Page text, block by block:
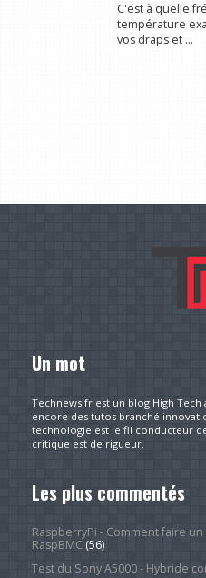
C'est à quelle
température
vos draps et ...
Un mot
Technews.fr est un blog High Tech
encore des tutos branché
technologie est le fil conducteur
critique est de rigueur.
Les plus commentés
RaspberryPi - Comment faire
RaspBMC(56)
Test du Sony A5000 - Hybride